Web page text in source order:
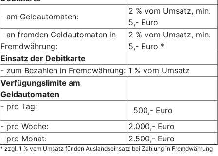
- am Geldautomaten:
2 % vom Umsatz, min.
5,- Euro
- an fremden Geldautomaten in
Fremdwährung:
2 % vom Umsatz, min.
5,- Euro *
Einsatz der Debitkarte
- zum Bezahlen in Fremdwährung: 1 % vom Umsatz
Verfügungslimite am
Geldautomaten
- pro Tag:
500,- Euro
- pro Woche:
2.000,- Euro
- pro Monat:
2.500,- Euro
* zzgl. 1 % vom Umsatz für den Auslandseinsatz bei Zahlung in Fremdwährung